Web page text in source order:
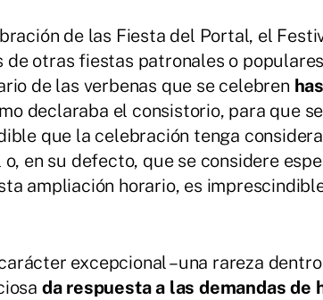
de las Fiesta del Portal, el
de otras fiestas patronales o
de las verbenas que se celebren
declaraba el consistorio, para que
que la celebración tenga
en su defecto, que se considere
ampliación horario, es
excepcional –una rareza
da respuesta a las demandas de